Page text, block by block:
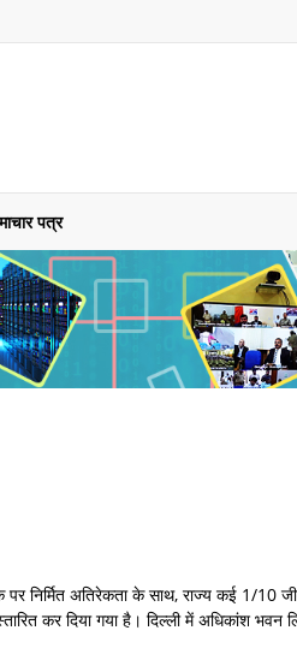
पत्र
पर निर्मित अतिरेकता के साथ, राज्य कई 1/
कर दिया गया है। दिल्ली में अधिकांश भवन